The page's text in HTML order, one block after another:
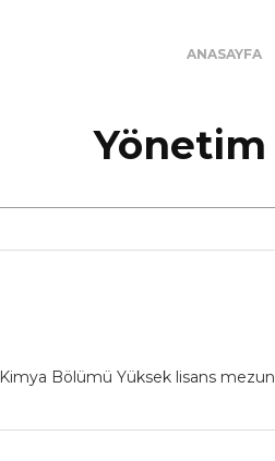
ANASAYFA
Bölümü Yüksek lisans